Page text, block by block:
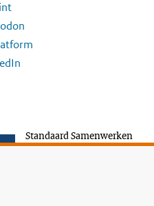
Standaard Samenwerken